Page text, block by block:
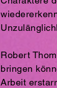
Robert
bringen
Arbeit